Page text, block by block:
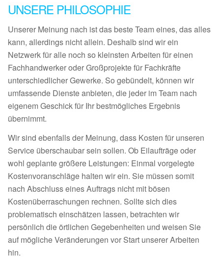
UNSERE PHILOSOPHIE
Unserer Meinung nach ist das beste Team eines, das alles
kann, allerdings nicht allein. Deshalb sind wir ein
Netzwerk für alle noch so kleinsten Arbeiten für einen
Fachhandwerker oder Großprojekte für Fachkräfte
unterschiedlicher Gewerke. So gebündelt, können wir
umfassende Dienste anbieten, die jeder im Team nach
eigenem Geschick für Ihr bestmögliches Ergebnis
übernimmt.
Wir sind ebenfalls der Meinung, dass Kosten für unseren
Service überschaubar sein sollen. Ob Eilaufträge oder
wohl geplante größere Leistungen: Einmal vorgelegte
Kostenvoranschläge halten wir ein. Sie müssen somit
nach Abschluss eines Auftrags nicht mit bösen
Kostenüberraschungen rechnen. Sollte sich dies
problematisch einschätzen lassen, betrachten wir
persönlich die örtlichen Gegebenheiten und weisen Sie
auf mögliche Veränderungen vor Start unserer Arbeiten
hin.